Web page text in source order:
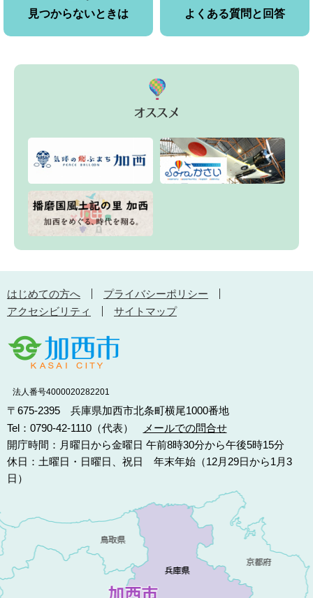
見つからないときは よくある質問と回答
はじめての方へ
プライバシーポリシー
アクセシビリティ
サイトマップ
法人番号4000020282201
〒675-2395 兵庫県加西市北条町横尾1000番地
Tel：0790-42-1110（代表）
メールでの問合せ
開庁時間：月曜日から金曜日 午前8時30分から午後5時15分
休日：土曜日・日曜日、祝日 年末年始（12月29日から1月3
日）